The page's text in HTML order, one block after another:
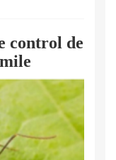
control de